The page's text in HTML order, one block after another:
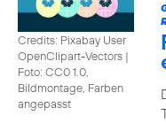
Credits: Pixabay User
OpenClipart-Vectors |
Foto: CC0 1.0,
Bildmontage, Farben
angepasst